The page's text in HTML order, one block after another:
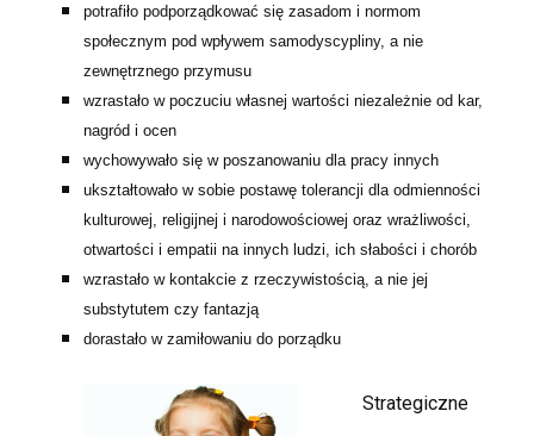
potrafiło podporządkować się zasadom i normom
społecznym pod wpływem samodyscypliny, a nie
zewnętrznego przymusu
wzrastało w poczuciu własnej wartości niezależnie od kar,
nagród i ocen
wychowywało się w poszanowaniu dla pracy innych
ukształtowało w sobie postawę tolerancji dla odmienności
kulturowej, religijnej i narodowościowej oraz wrażliwości,
otwartości i empatii na innych ludzi, ich słabości i chorób
wzrastało w kontakcie z rzeczywistością, a nie jej
substytutem czy fantazją
dorastało w zamiłowaniu do porządku
Strategiczne